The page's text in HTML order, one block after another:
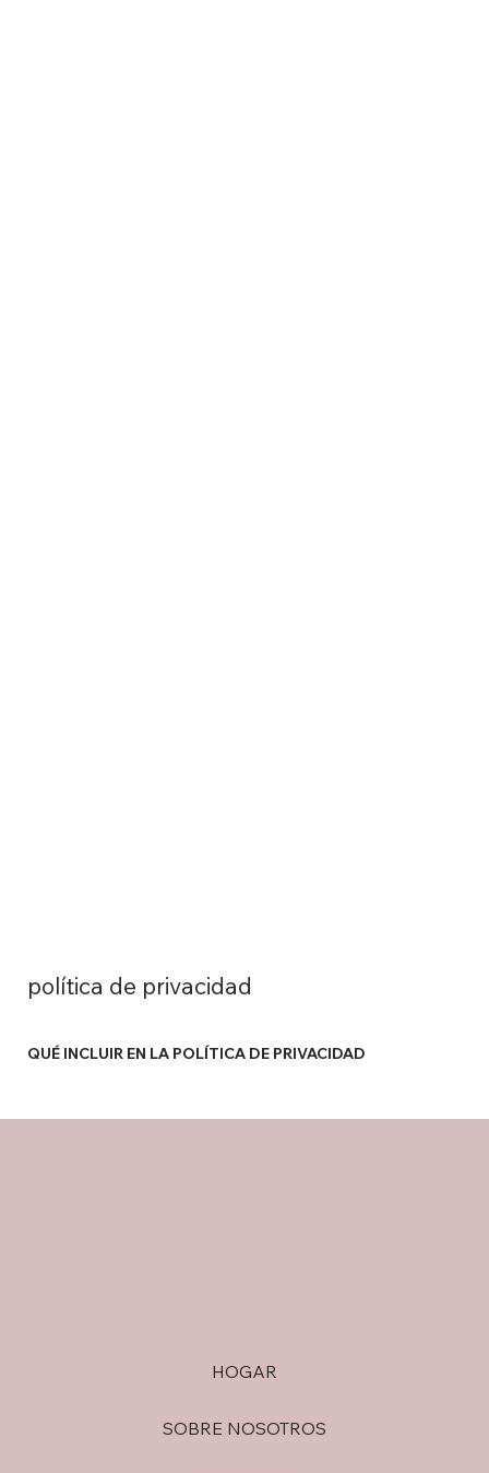
política de privacidad
QUÉ INCLUIR EN LA POLÍTICA DE PRIVACIDAD
HOGAR
SOBRE NOSOTROS